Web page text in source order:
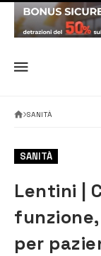
SANITÀ
SANITÀ
Lentini |
per